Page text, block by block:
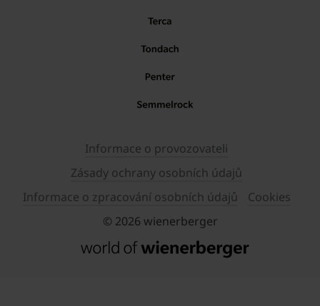
Informace o provozovateli
Zásady ochrany osobních údajů
Informace o zpracování osobních údajů
Cookies
© 2026 wienerberger